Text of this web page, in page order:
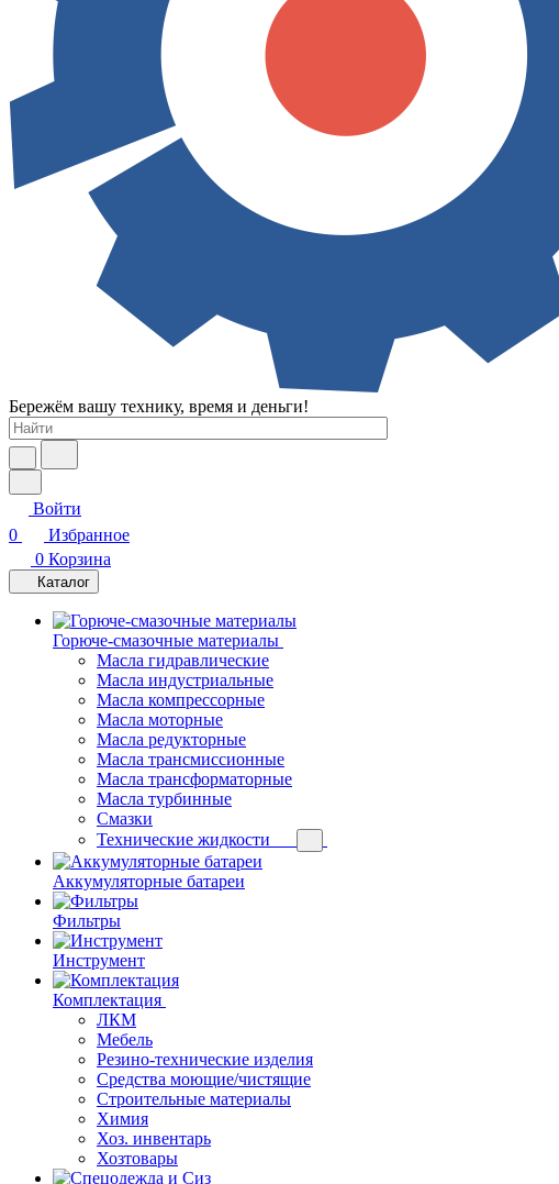
Бережём вашу технику, время и деньги!
Войти
0
Избранное
0 Корзина
Каталог
Горюче-смазочные материалы
Масла гидравлические
Масла индустриальные
Масла компрессорные
Масла моторные
Масла редукторные
Масла трансмиссионные
Масла трансформаторные
Масла турбинные
Смазки
Технические жидкости
Аккумуляторные батареи
Фильтры
Инструмент
Комплектация
ЛКМ
Мебель
Резино-технические изделия
Средства моющие/чистящие
Строительные материалы
Химия
Хоз. инвентарь
Хозтовары